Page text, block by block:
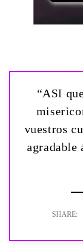
“ASI
vuestros
agradable